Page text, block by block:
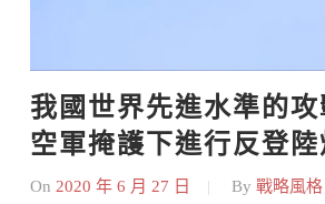
我國世界先進水準的
空軍掩護下進行反登陸
On 2020 年 6 月 27 日 By 戰略風格